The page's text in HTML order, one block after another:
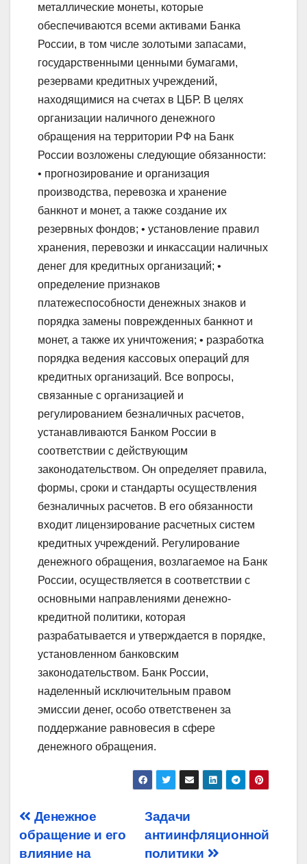
металлические монеты, которые
обеспечиваются всеми активами Банка
России, в том числе золотыми запасами,
государственными ценными бумагами,
резервами кредитных учреждений,
находящимися на счетах в ЦБР. В целях
организации наличного денежного
обращения на территории РФ на Банк
России возложены следующие обязанности:
• прогнозирование и организация
производства, перевозка и хранение
банкнот и монет, а также создание их
резервных фондов; • установление правил
хранения, перевозки и инкассации наличных
денег для кредитных организаций; •
определение признаков
платежеспособности денежных знаков и
порядка замены поврежденных банкнот и
монет, а также их уничтожения; • разработка
порядка ведения кассовых операций для
кредитных организаций. Все вопросы,
связанные с организацией и
регулированием безналичных расчетов,
устанавливаются Банком России в
соответствии с действующим
законодательством. Он определяет правила,
формы, сроки и стандарты осуществления
безналичных расчетов. В его обязанности
входит лицензирование расчетных систем
кредитных учреждений. Регулирование
денежного обращения, возлагаемое на Банк
России, осуществляется в соответствии с
основными направлениями денежно-
кредитной политики, которая
разрабатывается и утверждается в порядке,
установленном банковским
законодательством. Банк России,
наделенный исключительным правом
эмиссии денег, особо ответственен за
поддержание равновесия в сфере
денежного обращения.
Post
navigation
Задачи
антиинфляционной
политики
Денежное
обращение и его
влияние на